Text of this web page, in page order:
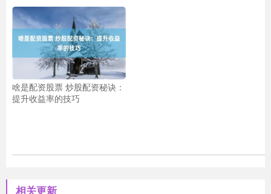
啥是配资股票 炒股配资秘诀：
提升收益率的技巧
相关更新